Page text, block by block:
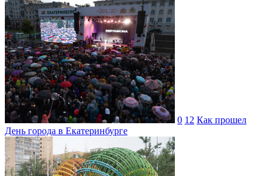
0 12 Как прошел
День города в Екатеринбурге